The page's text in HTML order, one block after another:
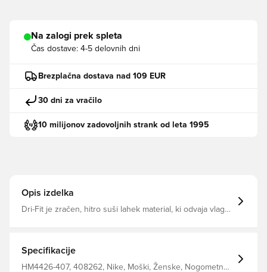
Na zalogi prek spleta
Čas dostave: 4-5 delovnih dni
Brezplačna dostava nad 109 EUR
30 dni za vračilo
10 milijonov zadovoljnih strank od leta 1995
Opis izdelka
Dri-Fit je zračen, hitro suši lahek material, ki odvaja vlago
Specifikacije
HM4426-407, 408262, Nike, Moški, Ženske, Nogometne